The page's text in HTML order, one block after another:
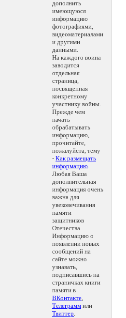
дополнить
имеющуюся
информацию
фотографиями,
видеоматериалами
и другими
данными.
На каждого воина
заводится
отдельная
страница,
посвященная
конкретному
участнику войны.
Прежде чем
начать
обрабатывать
информацию,
прочитайте,
пожалуйста, тему
- Как размещать
информацию.
Любая Ваша
дополнительная
информация очень
важна для
увековечивания
памяти
защитников
Отечества.
Информацию о
появлении новых
сообщений на
сайте можно
узнавать,
подписавшись на
страничках книги
памяти в
ВКонтакте,
Телеграмм или
Твиттер.